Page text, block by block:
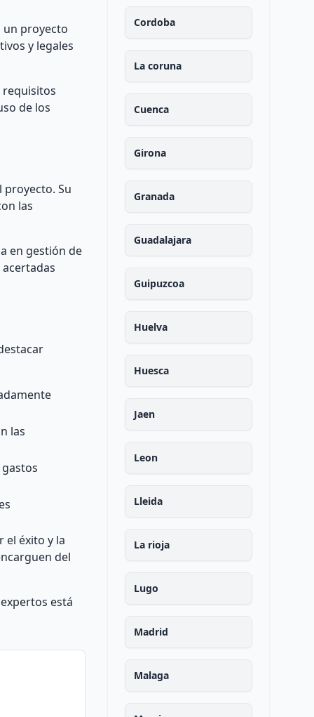
un proyecto
y legales
requisitos
de los
Su
las
en gestión de
las
el éxito y la
del
está
Cordoba
La coruna
Cuenca
Girona
Granada
Guadalajara
Guipuzcoa
Huelva
Huesca
Jaen
Leon
Lleida
La rioja
Lugo
Madrid
Malaga